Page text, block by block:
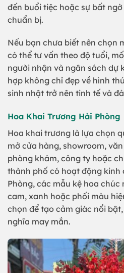
đến buổi tiệc hoặc sự bất
chuẩn bị.
Nếu bạn chưa biết nên chọn
có thể tư vấn theo độ tuổi,
người nhận và ngân sách dự
hợp không chỉ đẹp về hình
sinh nhật trở nên tinh tế và
Hoa Khai Trương Hải Phòng
Hoa khai trương là lựa chọn
mở cửa hàng, showroom,
phòng khám, công ty hoặc
thành phố có hoạt động kinh
Phòng, các mẫu kệ hoa chúc
cam, xanh hoặc phối màu
chọn để tạo cảm giác nổi
nghĩa may mắn.